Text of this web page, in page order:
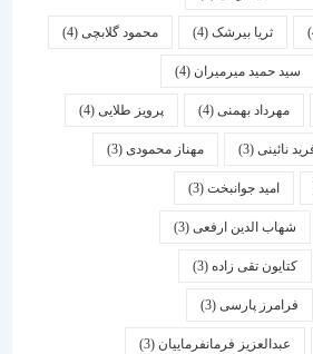
بیرشک(4) محمود گلابچی(4)
میرمیران(4)
بهمنی (4) پرویز طلایی(4)
(3) مهناز محمودی(3)
جوانبخت(3)
الدین ارفعی(3)
تقی زاده(3)
پارسی(3)
فرمانفرماییان(3)